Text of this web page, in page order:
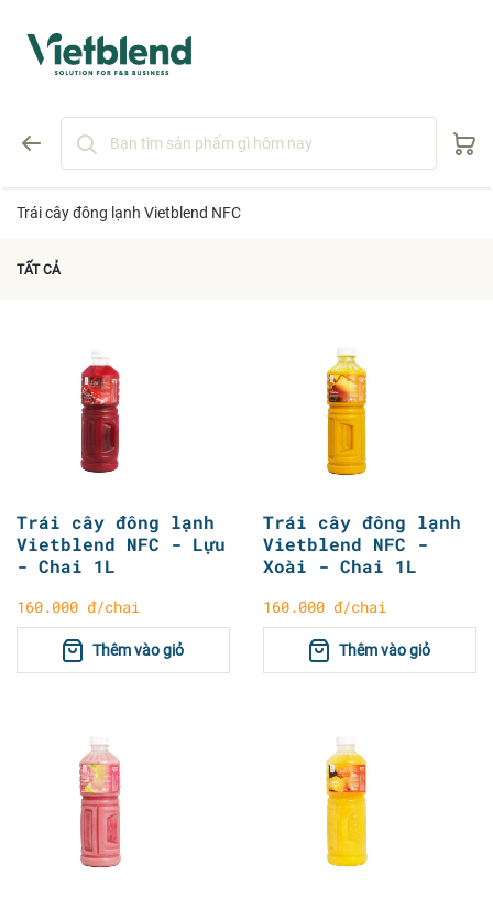
Trái cây đông lạnh Vietblend NFC
TẤT CẢ
Trái cây đông lạnh
Vietblend NFC - Lựu
- Chai 1L
160.000 đ/chai
Thêm vào giỏ
Trái cây đông lạnh
Vietblend NFC -
Xoài - Chai 1L
160.000 đ/chai
Thêm vào giỏ